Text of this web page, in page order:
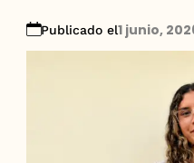
Publicado el1 junio,